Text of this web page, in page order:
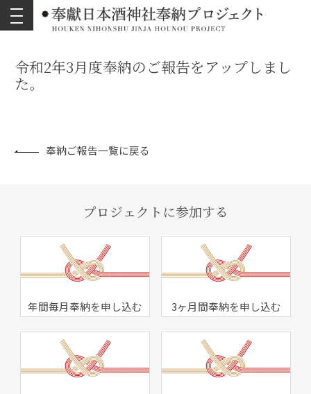
toggle
navigation
令和2年3月度奉納のご報告をアップしまし
た。
奉納ご報告一覧に戻る
プロジェクトに参加する
年間毎月奉納を申し込む 3ヶ月間奉納を申し込む